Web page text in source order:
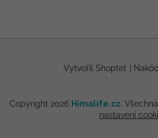
Vytvořil Shoptet
Copyright 2026 Himalife.cz.
nastavení